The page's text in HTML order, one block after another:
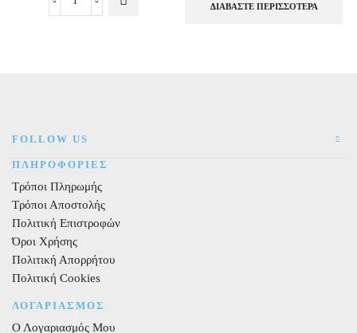
Μπαλόνια
ΔΙΑΒΆΣΤΕ ΠΕΡΙΣΣΌΤΕΡΑ
FOLLOW US
ΠΛΗΡΟΦΟΡΙΕΣ
Τρόποι Πληρωμής
Τρόποι Αποστολής
Πολιτική Επιστροφών
Όροι Χρήσης
Πολιτική Απορρήτου
Πολιτική Cookies
ΛΟΓΑΡΙΑΣΜΟΣ
Ο Λογαριασμός Μου